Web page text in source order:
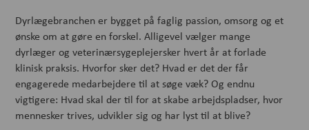
Dyrlægebranchen er bygget på faglig passion, omsorg og et
ønske om at gøre en forskel. Alligevel vælger mange
dyrlæger og veterinærsygeplejersker hvert år at forlade
klinisk praksis. Hvorfor sker det? Hvad er det der får
engagerede medarbejdere til at søge væk? Og endnu
vigtigere: Hvad skal der til for at skabe arbejdspladser, hvor
mennesker trives, udvikler sig og har lyst til at blive?